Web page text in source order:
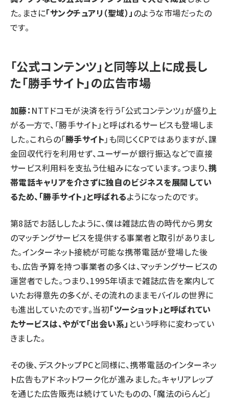
た。まさに「サンクチュアリ（聖域）」のような市場だったの
です。
「公式コンテンツ」と同等以上に成長し
た「勝手サイト」の広告市場
加藤：NTTドコモが決済を行う「公式コンテンツ」が盛り上
がる一方で、「勝手サイト」と呼ばれるサービスも登場しま
した。これらの「勝手サイト」も同じくCPではありますが、課
金回収代行を利用せず、ユーザーが銀行振込などで直接
サービス利用料を支払う仕組みになっています。つまり、携
帯電話キャリアを介さずに独自のビジネスを展開してい
るため、「勝手サイト」と呼ばれるようになったのです。
第8話でお話ししたように、僕は雑誌広告の時代から男女
のマッチングサービスを提供する事業者と取引がありまし
た。インターネット接続が可能な携帯電話が登場した後
も、広告予算を持つ事業者の多くは、マッチングサービスの
運営者でした。つまり、1995年頃まで雑誌広告を案内して
いたお得意先の多くが、その流れのままモバイルの世界に
も進出していたのです。当初「ツーショット」と呼ばれてい
たサービスは、やがて「出会い系」 という呼称に変わってい
きました。
その後、デスクトップPCと同様に、携帯電話のインターネッ
ト広告もアドネットワーク化が進みました。キャリアレップ
を通じた広告販売は続けていたものの、「魔法のiらんど」